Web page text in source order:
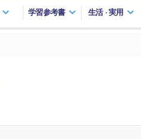
学習参考書 生活・実用